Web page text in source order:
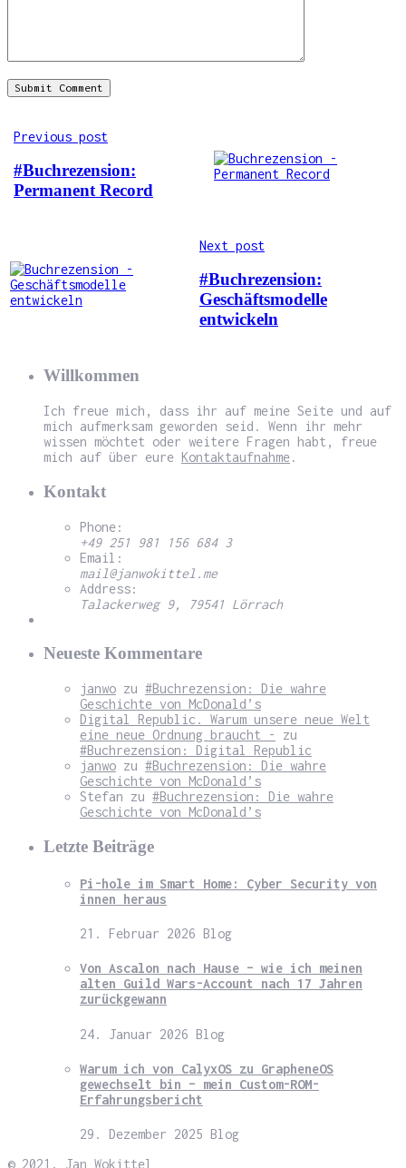
Previous post
#Buchrezension:
Permanent Record
Next post
#Buchrezension:
Geschäftsmodelle
entwickeln
Willkommen
Ich freue mich, dass ihr auf meine Seite und auf
mich aufmerksam geworden seid. Wenn ihr mehr
wissen möchtet oder weitere Fragen habt, freue
mich auf über eure Kontaktaufnahme.
Kontakt
Phone:
+49 251 981 156 684 3
Email:
mail@janwokittel.me
Address:
Talackerweg 9, 79541 Lörrach
Neueste Kommentare
janwo zu #Buchrezension: Die wahre
Geschichte von McDonald’s
Digital Republic. Warum unsere neue Welt
eine neue Ordnung braucht -
zu
#Buchrezension: Digital Republic
janwo zu #Buchrezension: Die wahre
Geschichte von McDonald’s
Stefan zu #Buchrezension: Die wahre
Geschichte von McDonald’s
Letzte Beiträge
Pi-hole im Smart Home: Cyber Security von
innen heraus
21. Februar 2026 Blog
Von Ascalon nach Hause – wie ich meinen
alten Guild Wars-Account nach 17 Jahren
zurückgewann
24. Januar 2026 Blog
Warum ich von CalyxOS zu GrapheneOS
gewechselt bin – mein Custom-ROM-
Erfahrungsbericht
29. Dezember 2025 Blog
© 2021, Jan Wokittel